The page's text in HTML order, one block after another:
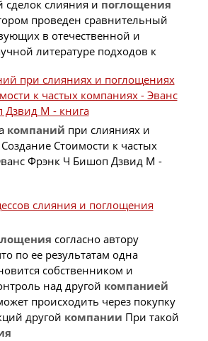
сделок слияния и поглощения
проведен сравнительный
в отечественной и
литературе подходов к
при слияниях и поглощениях
к частых компаниях - Эванс
М - книга
компаний при слияниях и
Стоимости к частых
Фрэнк Ч Бишоп Дзвид М -
слияния и поглощения
согласно автору
по ее результатам одна
собственником и
над другой компанией
происходить через покупку
другой компании При такой